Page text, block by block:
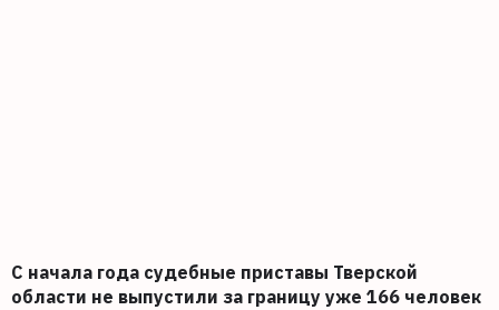
С начала года судебные приставы Тверской
области не выпустили за границу уже 166 человек